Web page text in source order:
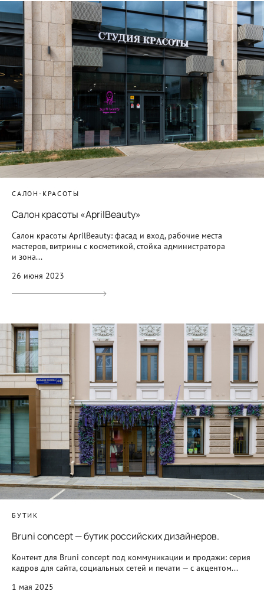
САЛОН-КРАСОТЫ
Салон красоты «AprilBeauty»
Салон красоты AprilBeauty: фасад и вход, рабочие места
мастеров, витрины с косметикой, стойка администратора
и зона...
26 июня 2023
БУТИК
Bruni concept — бутик российских дизайнеров.
Контент для Bruni concept под коммуникации и продажи: серия
кадров для сайта, социальных сетей и печати — с акцентом...
1 мая 2025